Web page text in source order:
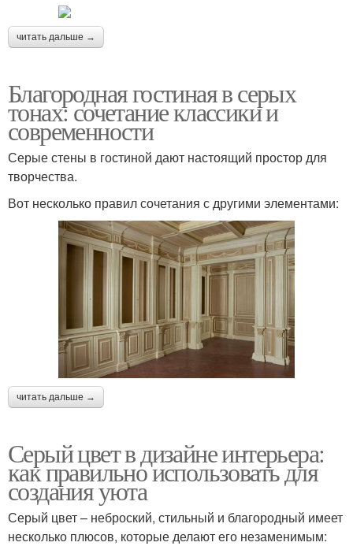
читать дальше →
Благородная гостиная в серых
тонах: сочетание классики и
современности
Серые стены в гостиной дают настоящий простор для
творчества.
Вот несколько правил сочетания с другими элементами:
читать дальше →
Серый цвет в дизайне интерьера:
как правильно использовать для
создания уюта
Серый цвет – неброский, стильный и благородный имеет
несколько плюсов, которые делают его незаменимым: